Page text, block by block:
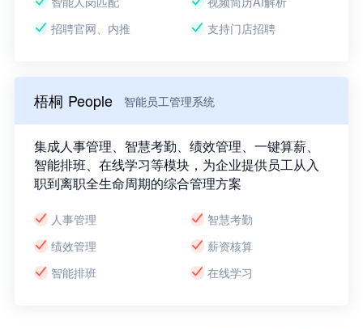
招聘官网、内推
支持门店招聘
梧桐 People 智能员工管理系统
集成人事管理、智慧考勤、绩效管理、一键算薪、
智能排班、在线学习等模块，为企业提供员工从入
职到离职全生命周期的综合管理方案
人事管理
智慧考勤
绩效管理
薪资核算
智能排班
在线学习